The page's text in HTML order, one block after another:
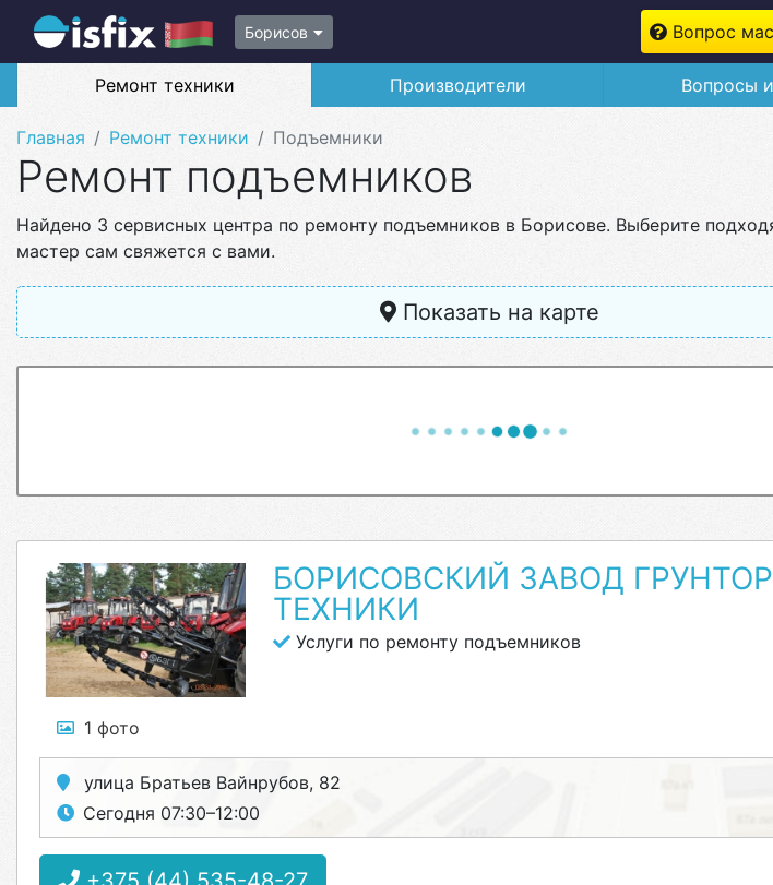
Борисов Вопрос
Ремонт техники Производители Вопросы
Главная Ремонт техники Подъемники
Ремонт подъемников
Найдено 3 сервисных центра по ремонту подъемников в Борисове. Выберите
мастер сам свяжется с вами.
Показать на карте
1 фото
БОРИСОВСКИЙ ЗАВОД
ТЕХНИКИ
Услуги по ремонту подъемников
улица Братьев Вайнрубов, 82
Сегодня 07:30–12:00